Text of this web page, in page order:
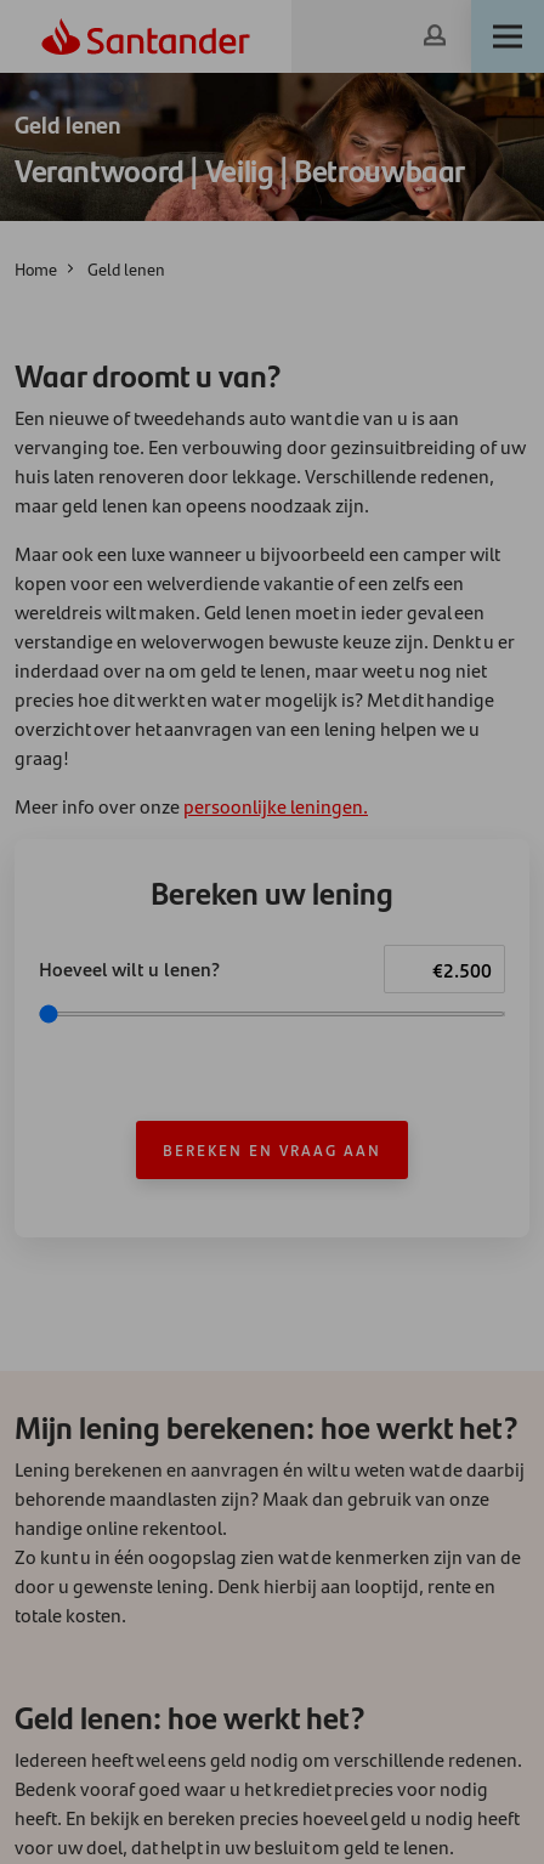
Geld lenen
Verantwoord | Veilig | Betrouwbaar
Home Geld lenen
Waar droomt u van?
Een nieuwe of tweedehands auto want die van u is aan
vervanging toe. Een verbouwing door gezinsuitbreiding of uw
huis laten renoveren door lekkage. Verschillende redenen,
maar geld lenen kan opeens noodzaak zijn.
Maar ook een luxe wanneer u bijvoorbeeld een camper wilt
kopen voor een welverdiende vakantie of een zelfs een
wereldreis wilt maken. Geld lenen moet in ieder geval een
verstandige en weloverwogen bewuste keuze zijn. Denkt u er
inderdaad over na om geld te lenen, maar weet u nog niet
precies hoe dit werkt en wat er mogelijk is? Met dit handige
overzicht over het aanvragen van een lening helpen we u
graag!
Meer info over onzepersoonlijke leningen.
Bereken uw lening
Hoeveel wilt u lenen?
BEREKEN EN VRAAG AAN
Mijn lening berekenen: hoe werkt het?
Lening berekenen en aanvragen én wilt u weten wat de daarbij
behorende maandlasten zijn? Maak dan gebruik van onze
handige online rekentool.
Zo kunt u in één oogopslag zien wat de kenmerken zijn van de
door u gewenste lening. Denk hierbij aan looptijd, rente en
totale kosten.
Geld lenen: hoe werkt het?
Iedereen heeft wel eens geld nodig om verschillende redenen.
Bedenk vooraf goed waar u het krediet precies voor nodig
heeft. En bekijk en bereken precies hoeveel geld u nodig heeft
voor uw doel, dat helpt in uw besluit om geld te lenen.